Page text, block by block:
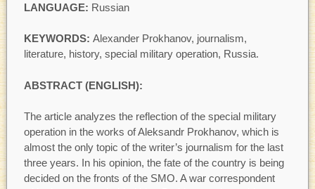
LANGUAGE: Russian
KEYWORDS: Alexander Prokhanov, journalism,
literature, history, special military operation, Russia.
ABSTRACT (ENGLISH):
The article analyzes the reflection of the special military
operation in the works of Aleksandr Prokhanov, which is
almost the only topic of the writer’s journalism for the last
three years. In his opinion, the fate of the country is being
decided on the fronts of the SMO. A war correspondent